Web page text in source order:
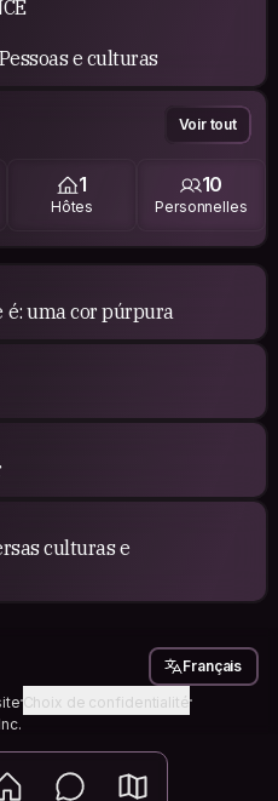
e culturas
Voir tout
1
Hôtes
10
Personnelles
uma cor púrpura
culturas e
Choix de confidentialité
Français